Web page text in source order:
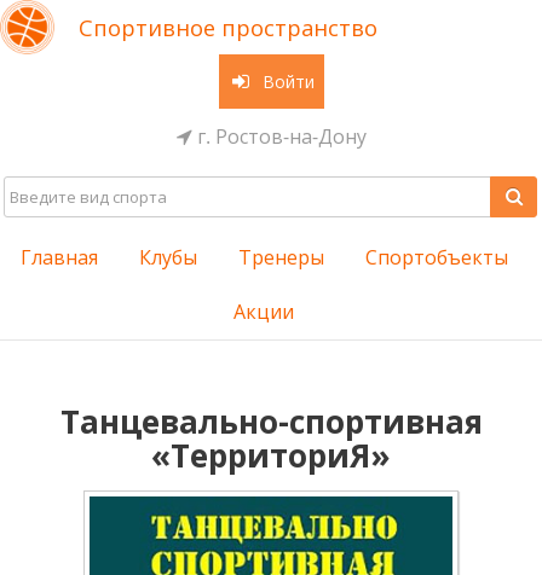
Спортивное пространство
Войти
г. Ростов-на-Дону
Главная Клубы Тренеры Спортобъекты
Акции
Танцевально-спортивная
«ТерриториЯ»